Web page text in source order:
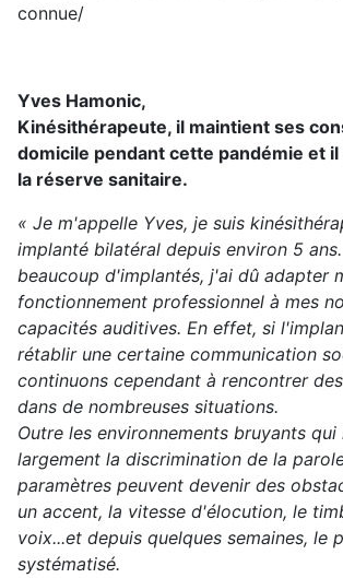
connue/
Yves Hamonic,
Kinésithérapeute, il maintient ses
domicile pendant cette pandémie et il
la réserve sanitaire.
« Je m'appelle Yves, je suis
implanté bilatéral depuis environ 5
beaucoup d'implantés, j'ai dû adapter
fonctionnement professionnel à mes
capacités auditives. En effet, si
rétablir une certaine communication
continuons cependant à rencontrer
dans de nombreuses situations.
Outre les environnements bruyants
largement la discrimination de la
paramètres peuvent devenir des
un accent, la vitesse d'élocution, le
voix...et depuis quelques semaines, le
systématisé.